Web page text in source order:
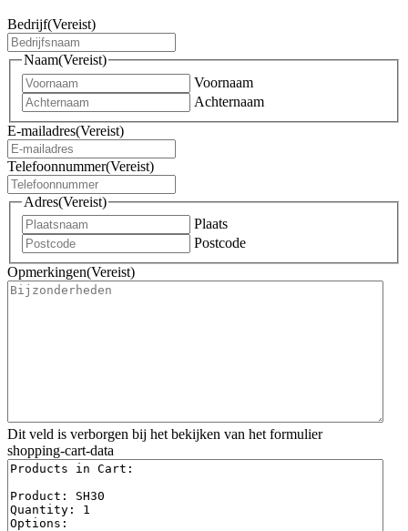
Bedrijf(Vereist)
Naam(Vereist)
Voornaam
Achternaam
E-mailadres(Vereist)
Telefoonnummer(Vereist)
Adres(Vereist)
Plaats
Postcode
Opmerkingen(Vereist)
Dit veld is verborgen bij het bekijken van het formulier
shopping-cart-data